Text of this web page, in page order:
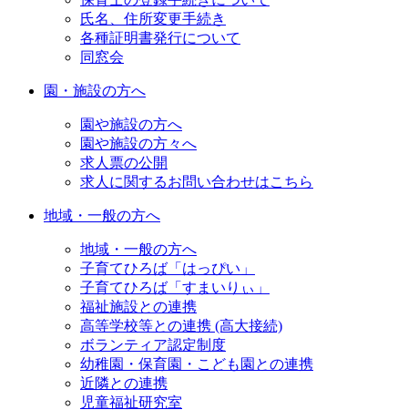
氏名、住所変更手続き
各種証明書発行について
同窓会
園・施設の方へ
園や施設の方へ
園や施設の方々へ
求人票の公開
求人に関するお問い合わせはこちら
地域・一般の方へ
地域・一般の方へ
子育てひろば「はっぴい」
子育てひろば「すまいりぃ」
福祉施設との連携
高等学校等との連携 (高大接続)
ボランティア認定制度
幼稚園・保育園・こども園との連携
近隣との連携
児童福祉研究室